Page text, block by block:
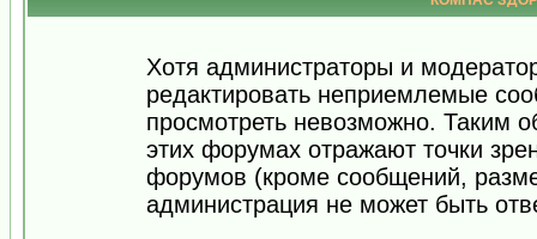
Хотя администраторы и
редактировать неприемлемые
просмотреть невозможно. Таким
этих форумах отражают точки
форумов (кроме сообщений,
администрация не может быть